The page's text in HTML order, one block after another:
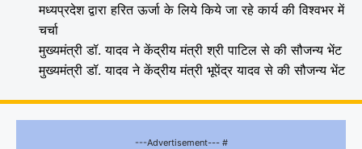
मध्यप्रदेश द्वारा हरित ऊर्जा के लिये किये जा रहे कार्य की विश्वभर में
चर्चा
मुख्यमंत्री डॉ. यादव ने केंद्रीय मंत्री श्री पाटिल से की सौजन्य भेंट
मुख्यमंत्री डॉ. यादव ने केंद्रीय मंत्री भूपेंद्र यादव से की सौजन्य भेंट
---Advertisement--- #